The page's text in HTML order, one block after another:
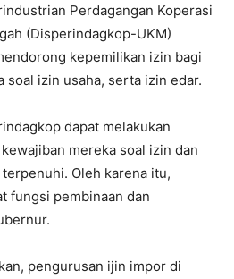
Perdagangan Koperasi
(Disperindagkop-UKM)
kepemilikan izin bagi
soal izin usaha, serta izin edar.
dapat melakukan
mereka soal izin dan
Oleh karena itu,
fungsi pembinaan dan
pengurusan ijin impor di